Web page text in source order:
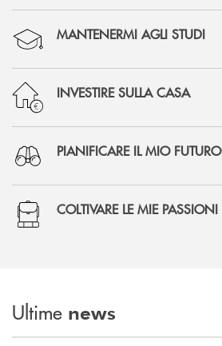
MANTENERMI AGLI STUDI
INVESTIRE SULLA CASA
PIANIFICARE IL MIO FUTURO
COLTIVARE LE MIE PASSIONI
Ultime news